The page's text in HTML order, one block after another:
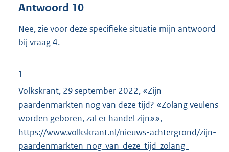
Antwoord 10
Nee, zie voor deze specifieke situatie mijn antwoord
bij vraag 4.
1
Volkskrant, 29 september 2022, «Zijn
paardenmarkten nog van deze tijd? «Zolang veulens
worden geboren, zal er handel zijn»»,
x
t
https://www.volkskrant.nl/nieuws-achtergrond/zijn-
paardenmarkten-nog-van-deze-tijd-zolang-